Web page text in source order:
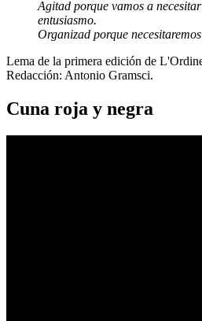
Agitad porque vamos a
entusiasmo.
Organizad porque
Lema de la primera edición de
Redacción: Antonio Gramsci.
Cuna roja y negra